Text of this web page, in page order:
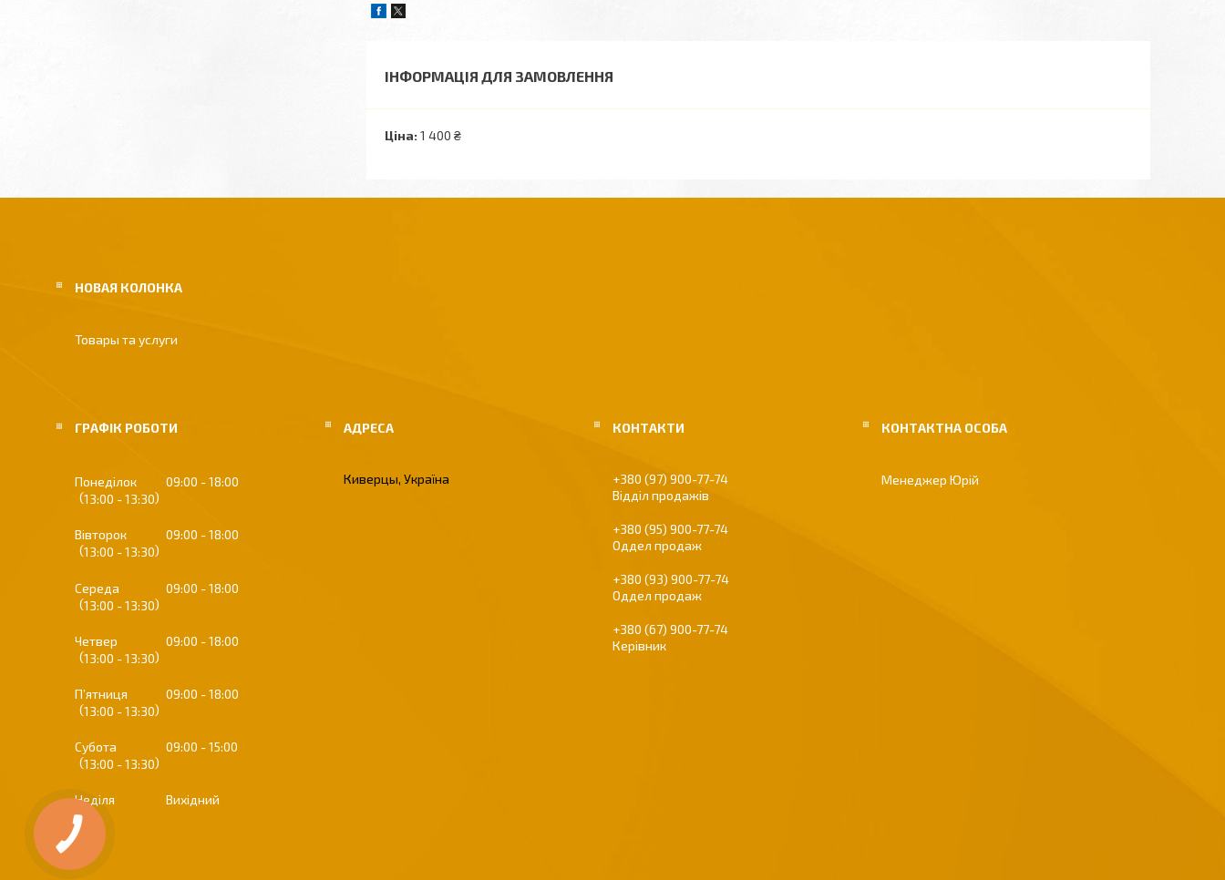
ІНФОРМАЦІЯ ДЛЯ ЗАМОВЛЕННЯ
Ціна: 1 400 ₴
НОВАЯ КОЛОНКА
Товары та услуги
ГРАФІК РОБОТИ
Понеділок 09:00
18:00
13:00
13:30
Вівторок 09:00
18:00
13:00
13:30
Середа 09:00
18:00
13:00
13:30
Четвер 09:00
18:00
13:00
13:30
Пʼятниця 09:00
18:00
13:00
13:30
Субота 09:00
15:00
13:00
13:30
Неділя Вихідний
Киверцы, Україна
+380 (97) 900-77-74
Відділ продажів
+380 (95) 900-77-74
Оддел продаж
+380 (93) 900-77-74
Оддел продаж
+380 (67) 900-77-74
Керівник
Менеджер Юрій